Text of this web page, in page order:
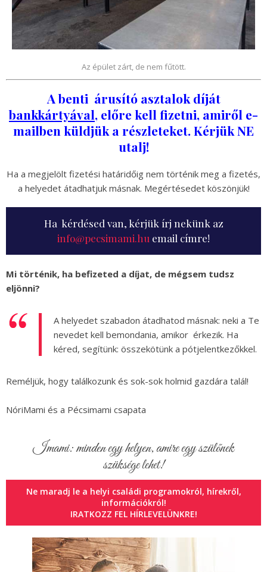
Az épület zárt, de nem fűtött.
A benti árusító asztalok díját
bankkártyával, előre kell fizetni, amiről e-
mailben küldjük a részleteket. Kérjük NE
utalj!
Ha a megjelölt fizetési határidőig nem történik meg a fizetés,
a helyedet átadhatjuk másnak. Megértésedet köszönjük!
Ha kérdésed van, kérjük írj nekünk az
info@pecsimami.hu email címre!
Mi történik, ha befizeted a díjat, de mégsem tudsz
eljönni?
A helyedet szabadon átadhatod másnak: neki a Te
nevedet kell bemondania, amikor érkezik. Ha
kéred, segítünk: összekötünk a pótjelentkezőkkel.
Reméljük, hogy találkozunk és sok-sok holmid gazdára talál!
NóriMami és a Pécsimami csapata
Imami: minden egy helyen, amire egy szülőnek
szüksége lehet!
Ne maradj le a helyi családi programokról, hírekről,
információkról!
IRATKOZZ FEL HÍRLEVELÜNKRE!